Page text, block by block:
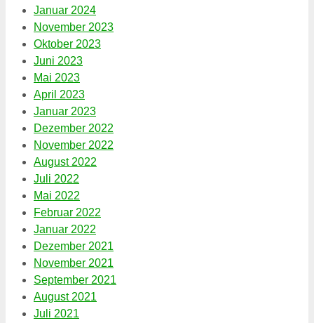
Januar 2024
November 2023
Oktober 2023
Juni 2023
Mai 2023
April 2023
Januar 2023
Dezember 2022
November 2022
August 2022
Juli 2022
Mai 2022
Februar 2022
Januar 2022
Dezember 2021
November 2021
September 2021
August 2021
Juli 2021